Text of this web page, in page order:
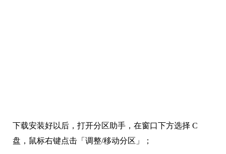
下载安装好以后，打开分区助手，在窗口下方选择 C
盘，鼠标右键点击「调整/移动分区」；